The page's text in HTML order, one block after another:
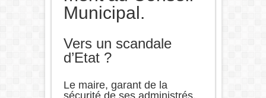
Municipal.
Vers un scandale
d’Etat ?
Le maire, garant de la
sécurité de ses administrés,